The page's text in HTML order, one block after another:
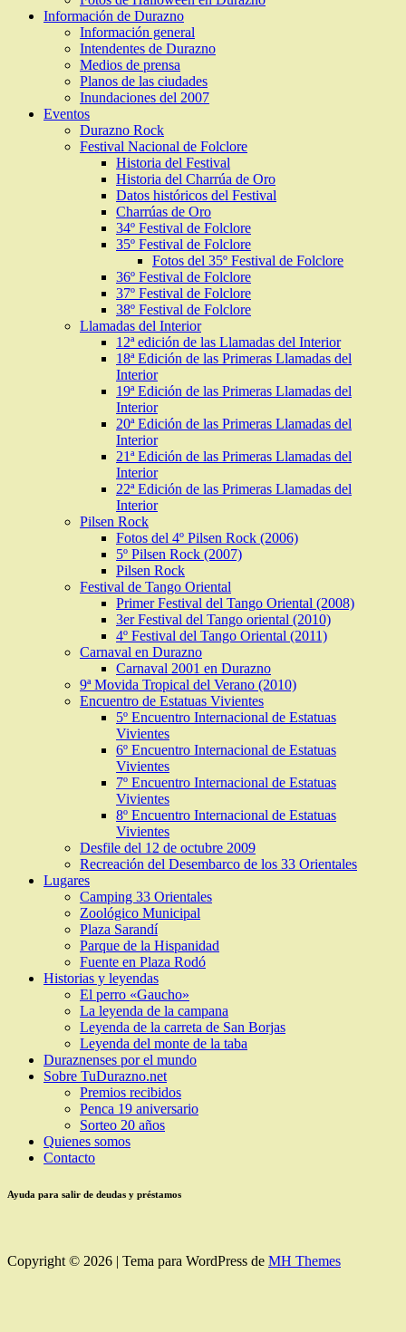
Información de Durazno
Información general
Intendentes de Durazno
Medios de prensa
Planos de las ciudades
Inundaciones del 2007
Eventos
Durazno Rock
Festival Nacional de Folclore
Historia del Festival
Historia del Charrúa de Oro
Datos históricos del Festival
Charrúas de Oro
34º Festival de Folclore
35º Festival de Folclore
Fotos del 35º Festival de Folclore
36º Festival de Folclore
37º Festival de Folclore
38º Festival de Folclore
Llamadas del Interior
12ª edición de las Llamadas del Interior
18ª Edición de las Primeras Llamadas del
Interior
19ª Edición de las Primeras Llamadas del
Interior
20ª Edición de las Primeras Llamadas del
Interior
21ª Edición de las Primeras Llamadas del
Interior
22ª Edición de las Primeras Llamadas del
Interior
Pilsen Rock
Fotos del 4º Pilsen Rock (2006)
5º Pilsen Rock (2007)
Pilsen Rock
Festival de Tango Oriental
Primer Festival del Tango Oriental (2008)
3er Festival del Tango oriental (2010)
4º Festival del Tango Oriental (2011)
Carnaval en Durazno
Carnaval 2001 en Durazno
9ª Movida Tropical del Verano (2010)
Encuentro de Estatuas Vivientes
5º Encuentro Internacional de Estatuas
Vivientes
6º Encuentro Internacional de Estatuas
Vivientes
7º Encuentro Internacional de Estatuas
Vivientes
8º Encuentro Internacional de Estatuas
Vivientes
Desfile del 12 de octubre 2009
Recreación del Desembarco de los 33 Orientales
Lugares
Camping 33 Orientales
Zoológico Municipal
Plaza Sarandí
Parque de la Hispanidad
Fuente en Plaza Rodó
Historias y leyendas
El perro «Gaucho»
La leyenda de la campana
Leyenda de la carreta de San Borjas
Leyenda del monte de la taba
Duraznenses por el mundo
Sobre TuDurazno.net
Premios recibidos
Penca 19 aniversario
Sorteo 20 años
Quienes somos
Contacto
Ayuda para salir de deudas y préstamos
Copyright © 2026 | Tema para WordPress de MH Themes